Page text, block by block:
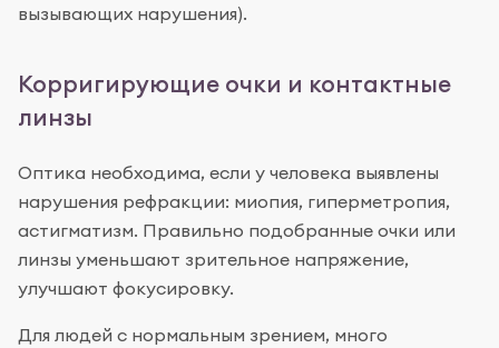
вызывающих нарушения).
Корригирующие очки и контактные
линзы
Оптика необходима, если у человека выявлены
нарушения рефракции: миопия, гиперметропия,
астигматизм. Правильно подобранные очки или
линзы уменьшают зрительное напряжение,
улучшают фокусировку.
Для людей с нормальным зрением, много